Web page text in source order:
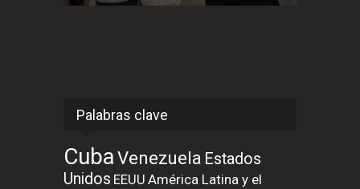
Palabras clave
CubaVenezuela Estados
Unidos EEUU América Latina y el